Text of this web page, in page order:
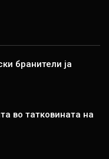
бранители ја
во татковината на